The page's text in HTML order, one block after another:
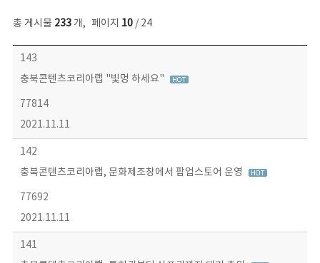
총 게시물 233개, 페이지 10/ 24
보도자료 목록 - 번호, 제목, 작성자, 파일, 조회수, 작성일 정보 제공
143
충북콘텐츠코리아랩 "빛멍 하세요"
77814
2021.11.11
142
충북콘텐츠코리아랩, 문화제조창에서 팝업스토어 운영
77692
2021.11.11
141